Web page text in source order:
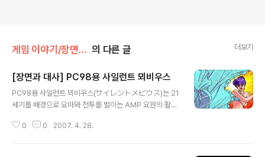
게임 이야기/장면과 대사 의 다른 글 더보기
[장면과 대사] PC98용 사일런트 뫼비우스
PC98용 사일런트 뫼비우스(サイレントメビウス)는 21
세기를 배경으로 요마와 전투를 벌이는 AMP 요원의 활약
ax(ガイナックス)에서 게임으로 만든 작품으로 주인공과
0 0 2007. 4. 28.